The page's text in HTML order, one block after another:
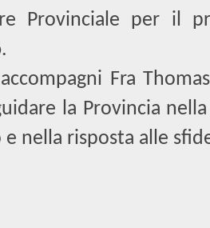
Provinciale per il
.
Fra
la Provincia
e nella risposta alle